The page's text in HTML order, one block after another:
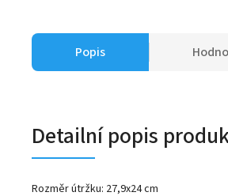
Popis
Detailní popis
Rozměr útržku: 27,9x24 cm